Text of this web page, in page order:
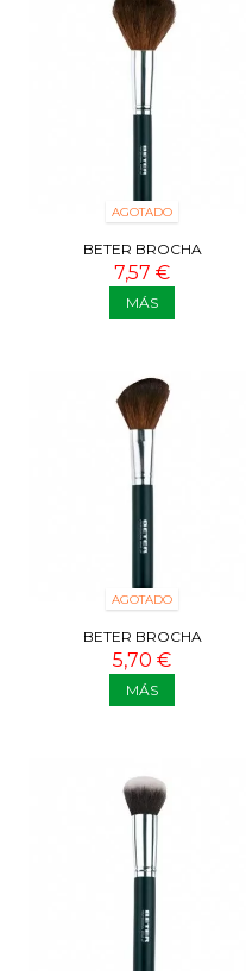
AGOTADO
BETER BROCHA
PROFESIONAL BRONCEADOR
7,57 €
MÁS
AGOTADO
BETER BROCHA
PROFESIONAL ANGULADA
COLORETE
5,70 €
MÁS